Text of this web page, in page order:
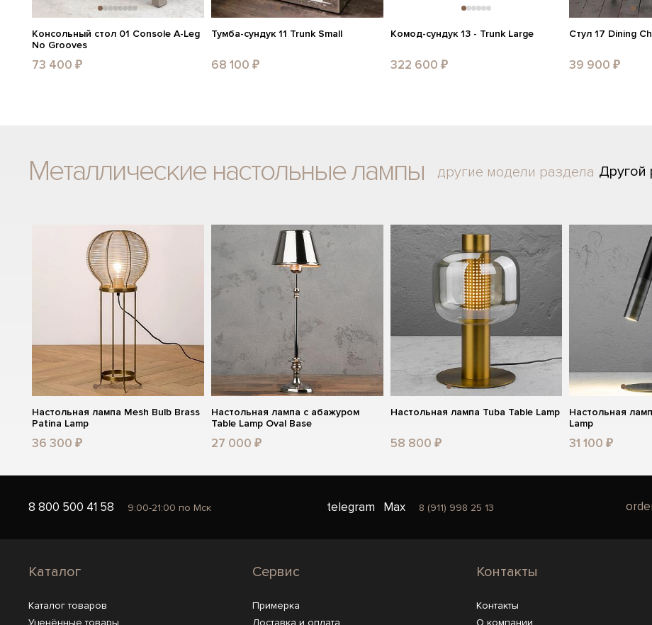
Консольный стол 01 Console A-Leg
No Grooves
73 400 ₽
Тумба-сундук 11 Trunk Small
68 100 ₽
Комод-сундук 13 - Trunk Large
322 600 ₽
Стул 17 Dining
39 900 ₽
Металлические настольные лампы другие модели раздела Другой
Настольная лампа Mesh Bulb Brass
Patina Lamp
36 300 ₽
Настольная лампа с абажуром
Table Lamp Oval Base
27 000 ₽
Настольная лампа Tuba Table Lamp
58 800 ₽
Настольная
Lamp
31 100 ₽
8 800 500 41 58 9:00-21:00 по Мск telegram Max 8 (911) 998 25 13
Каталог
Каталог товаров
Сервис
Примерка
Контакты
Контакты